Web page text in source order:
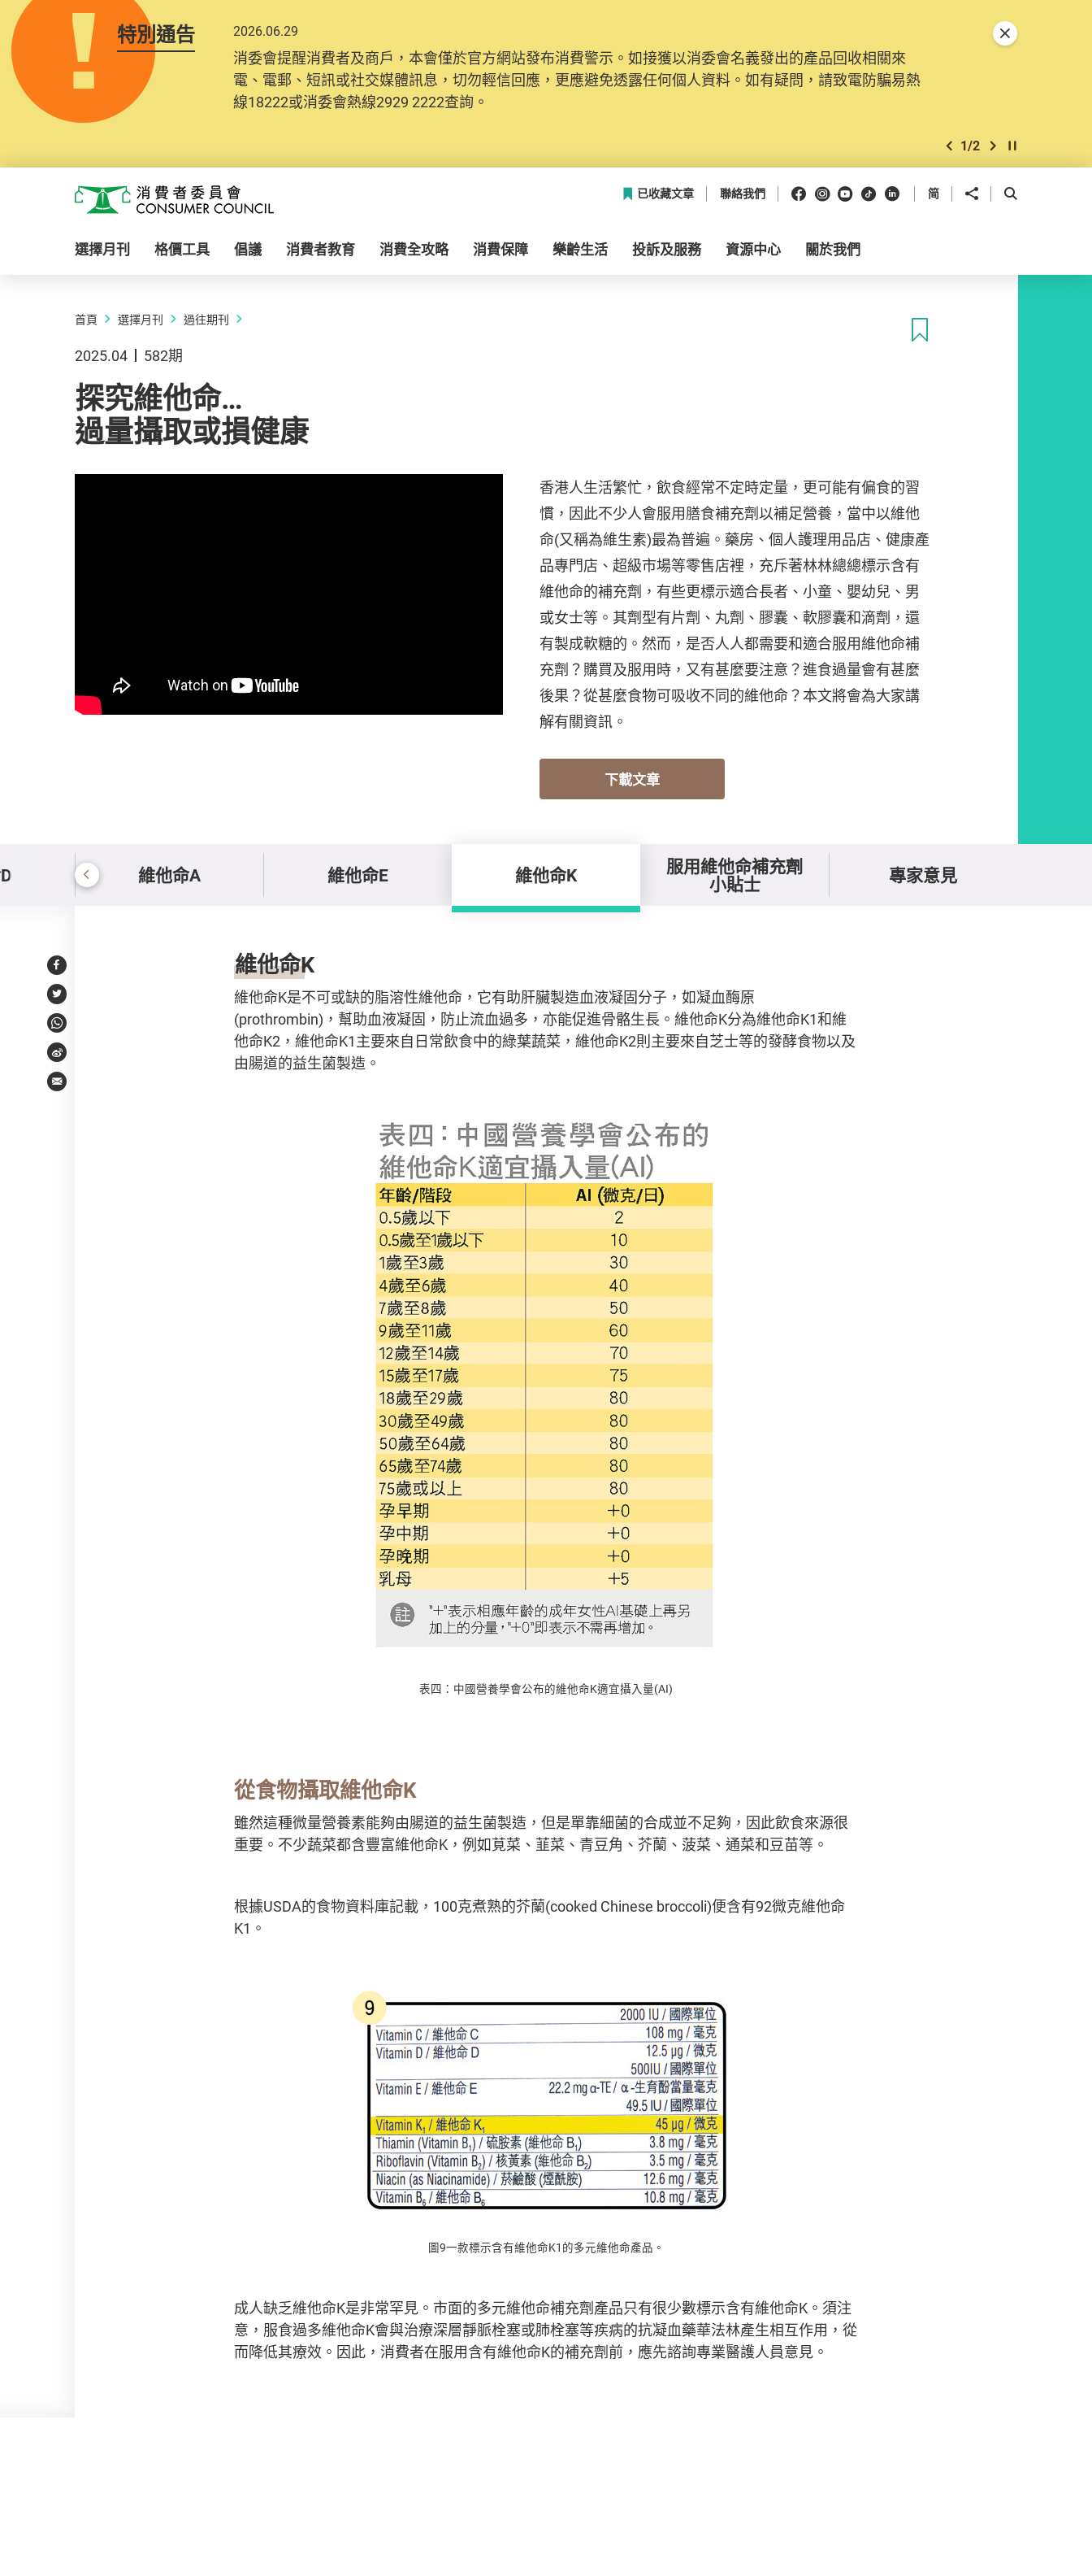
特別通告 2026.06.29
消委會提醒消費者及商戶，本會僅於官方網站發布消費警示。如接獲以消委會名義發出的產品回收相關來
電、電郵、短訊或社交媒體訊息，切勿輕信回應，更應避免透露任何個人資料。如有疑問，請致電防騙易熱
線18222或消委會熱線2929 2222查詢。
上一個
1/2 下一個開始/暫停幻燈
關閉特別通告
消費者委員會
已收藏文章 聯絡我們 Facebook
Instagram
Youtube
抖音領英 简 分享到 開啟搜尋框
選擇月刊 格價工具 倡議 消費者教育 消費全攻略 消費保障 樂齡生活 投訴及服務 資源中心 關於我們
首頁 選擇月刊 過往期刊
2025.04 582期
探究維他命…
過量攝取或損健康
香港人生活繁忙，飲食經常不定時定量，更可能有偏食的習
慣，因此不少人會服用膳食補充劑以補足營養，當中以維他
命(又稱為維生素)最為普遍。藥房、個人護理用品店、健康產
品專門店、超級市場等零售店裡，充斥著林林總總標示含有
維他命的補充劑，有些更標示適合長者、小童、嬰幼兒、男
或女士等。其劑型有片劑、丸劑、膠囊、軟膠囊和滴劑，還
有製成軟糖的。然而，是否人人都需要和適合服用維他命補
充劑？購買及服用時，又有甚麼要注意？進食過量會有甚麼
後果？從甚麼食物可吸收不同的維他命？本文將會為大家講
解有關資訊。
下載文章
維他命A 維他命E 維他命K 服用維他命補充劑
小貼士 專家意見
Facebook
Twitter
WhatsApp
Weibo
Email
維他命K
維他命K是不可或缺的脂溶性維他命，它有助肝臟製造血液凝固分子，如凝血酶原
(prothrombin)，幫助血液凝固，防止流血過多，亦能促進骨骼生長。維他命K分為維他命K1和維
他命K2，維他命K1主要來自日常飲食中的綠葉蔬菜，維他命K2則主要來自芝士等的發酵食物以及
由腸道的益生菌製造。
表四：中國營養學會公布的維他命K適宜攝入量(AI)
從食物攝取維他命K
雖然這種微量營養素能夠由腸道的益生菌製造，但是單靠細菌的合成並不足夠，因此飲食來源很
重要。不少蔬菜都含豐富維他命K，例如莧菜、韮菜、青豆角、芥蘭、菠菜、通菜和豆苗等。
根據USDA的食物資料庫記載，100克煮熟的芥蘭(cooked Chinese broccoli)便含有92微克維他命
K1。
圖9一款標示含有維他命K1的多元維他命產品。
成人缺乏維他命K是非常罕見。市面的多元維他命補充劑產品只有很少數標示含有維他命K。須注
意，服食過多維他命K會與治療深層靜脈栓塞或肺栓塞等疾病的抗凝血藥華法林產生相互作用，從
而降低其療效。因此，消費者在服用含有維他命K的補充劑前，應先諮詢專業醫護人員意見。